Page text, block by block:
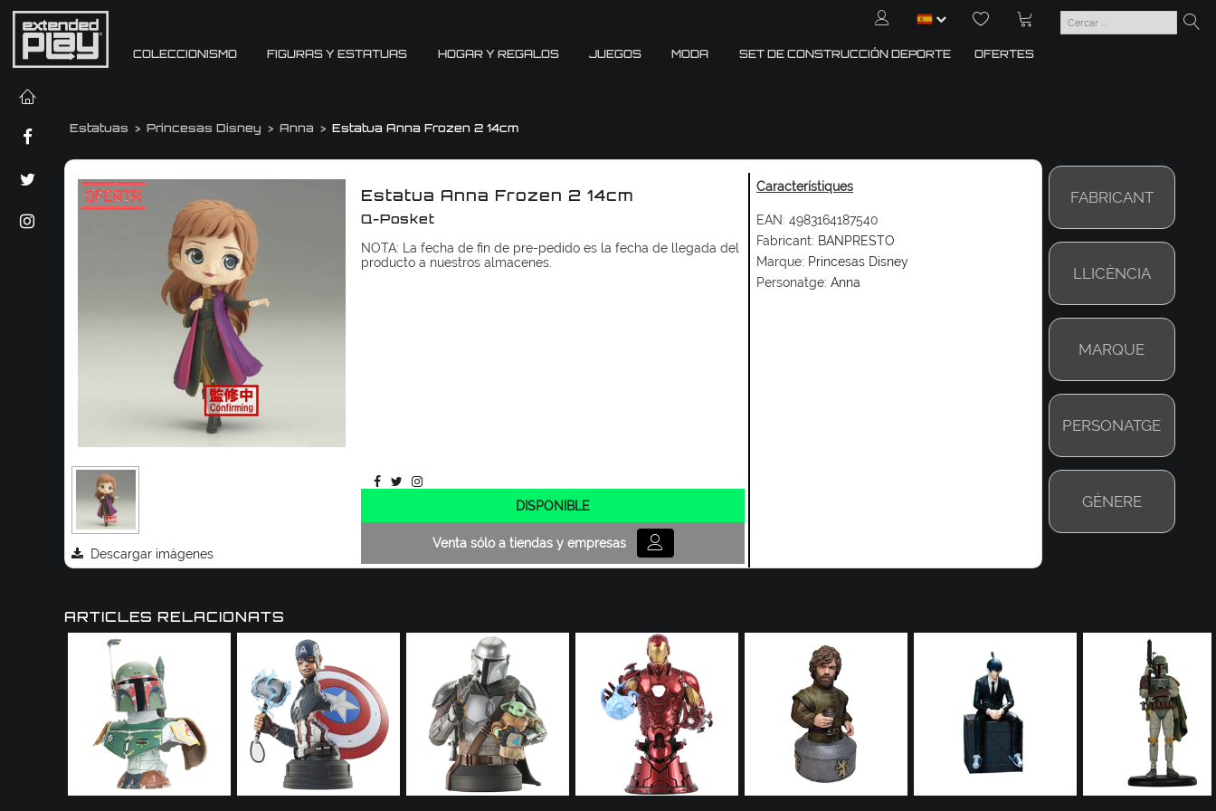
COLECCIONISMO FIGURAS Y ESTATUAS HOGAR Y REGALOS JUEGOS MODA SET DE CONSTRUCCIÓN DEPORTE OFERTES
Estatuas Princesas Disney Anna Estatua Anna Frozen 2 14cm
Descargar imágenes
Estatua Anna Frozen 2 14cm
Q-Posket
NOTA: La fecha de fin de pre-pedido es la fecha de llegada del
producto a nuestros almacenes.
DISPONIBLE
Venta sólo a tiendas y empresas
Característiques
EAN: 4983164187540
Fabricant: BANPRESTO
Marque: Princesas Disney
Personatge: Anna
FABRICANT
LLICÈNCIA
MARQUE
PERSONATGE
GÈNERE
ARTICLES RELACIONATS